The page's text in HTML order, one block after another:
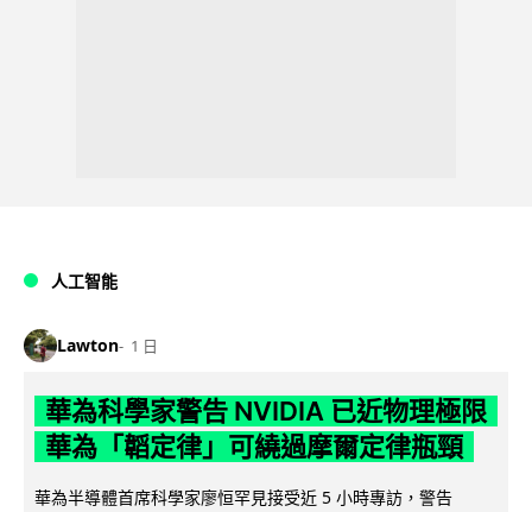
人工智能
Lawton 1 日
華為科學家警告 NVIDIA 已近物理極限
華為「韜定律」可繞過摩爾定律瓶頸
華為半導體首席科學家廖恒罕見接受近 5 小時專訪，警告